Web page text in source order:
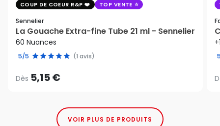
COUP DE COEUR R&P TOP VENTE
Sennelier
La Gouache Extra-fine Tube 21 ml - Sennelier
60 Nuances
5/5 (1 avis)
Dès 5,15 €
VOIR PLUS DE PRODUITS